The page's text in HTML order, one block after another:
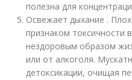
полезна для
Освежает дыхание .
признаком токсичности
нездоровым образом
или от алкоголя.
детоксикации, очищая